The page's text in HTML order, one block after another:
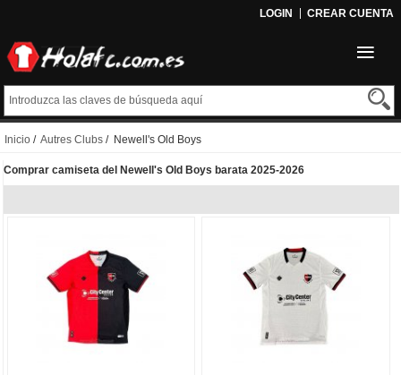
LOGIN CREAR CUENTA
Inicio / Autres Clubs / Newell's Old Boys
Comprar camiseta del Newell's Old Boys barata 2025-2026